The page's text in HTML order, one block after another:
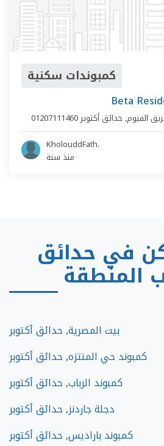
كمبوندات سكنية
الفيوم, حدائق أكتوبر01207111460
KholouddFath.
منذ سنة
في حدائق
المنطقة
بيت المصرية, حدائق أكتوبر
كمبوند حي المنتزه, حدائق أكتوبر
كمبوند الرباب, حدائق أكتوبر
دجلة جاردنز, حدائق أكتوبر
كمبوند باراديس, حدائق أكتوبر